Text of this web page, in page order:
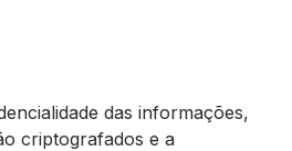
das informações,
criptografados e a